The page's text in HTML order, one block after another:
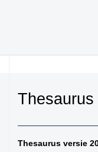
Thesaurus versie